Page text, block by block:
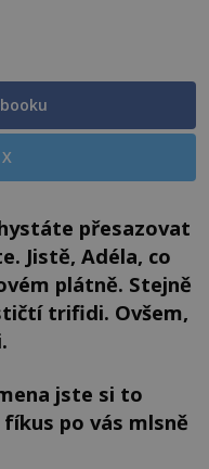
přesazovat
Jistě, Adéla, co
plátně. Stejně
trifidi. Ovšem,
jste si to
po vás mlsně